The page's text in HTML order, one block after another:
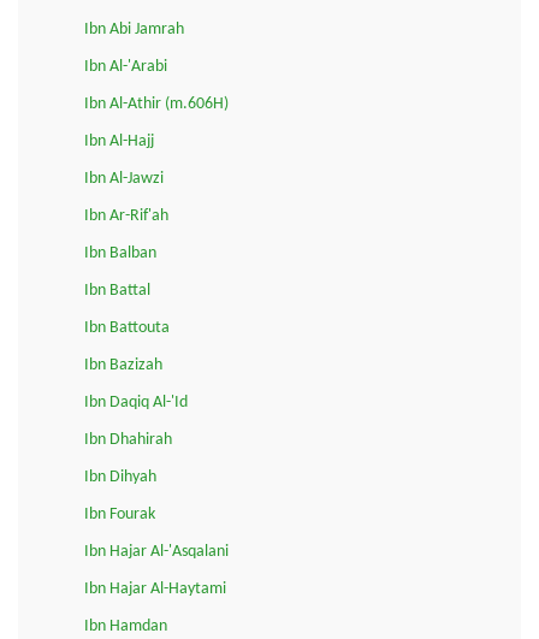
Ibn Abi Jamrah
Ibn Al-'Arabi
Ibn Al-Athir (m.606H)
Ibn Al-Hajj
Ibn Al-Jawzi
Ibn Ar-Rif'ah
Ibn Balban
Ibn Battal
Ibn Battouta
Ibn Bazizah
Ibn Daqiq Al-'Id
Ibn Dhahirah
Ibn Dihyah
Ibn Fourak
Ibn Hajar Al-'Asqalani
Ibn Hajar Al-Haytami
Ibn Hamdan